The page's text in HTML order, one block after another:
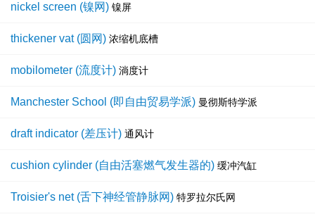
nickel screen (镍网) 镍屏
thickener vat (圆网) 浓缩机底槽
mobilometer (流度计) 淌度计
Manchester School (即自由贸易学派) 曼彻斯特学派
draft indicator (差压计) 通风计
cushion cylinder (自由活塞燃气发生器的) 缓冲汽缸
Troisier's net (舌下神经管静脉网) 特罗拉尔氏网